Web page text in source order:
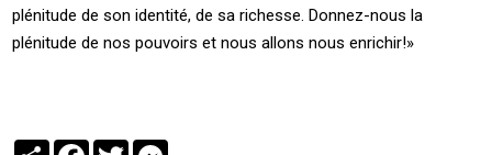
plénitude de son identité, de sa richesse. Donnez-nous la
plénitude de nos pouvoirs et nous allons nous enrichir!»
PartagerFacebook
Twitter